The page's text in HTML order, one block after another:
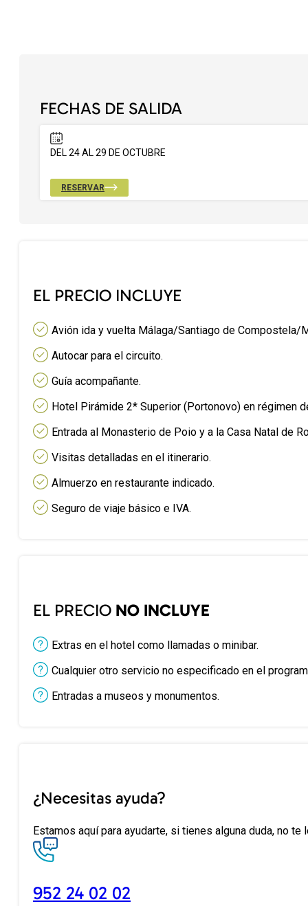
FECHAS DE SALIDA
DEL 24 AL 29 DE OCTUBRE
RESERVAR
EL PRECIO INCLUYE
Avión ida y vuelta Málaga/Santiago de Compostela/
Autocar para el circuito.
Guía acompañante.
Hotel Pirámide 2* Superior (Portonovo) en régimen
Entrada al Monasterio de Poio y a la Casa Natal de
Visitas detalladas en el itinerario.
Almuerzo en restaurante indicado.
Seguro de viaje básico e IVA.
EL PRECIO NO INCLUYE
Extras en el hotel como llamadas o minibar.
Cualquier otro servicio no especificado en el
Entradas a museos y monumentos.
¿Necesitas ayuda?
Estamos aquí para ayudarte, si tienes alguna duda, no
952 24 02 02